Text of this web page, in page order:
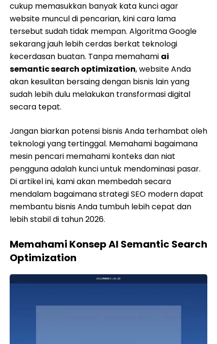
cukup memasukkan banyak kata kunci agar
website muncul di pencarian, kini cara lama
tersebut sudah tidak mempan. Algoritma Google
sekarang jauh lebih cerdas berkat teknologi
kecerdasan buatan. Tanpa memahami ai
semantic search optimization, website Anda
akan kesulitan bersaing dengan bisnis lain yang
sudah lebih dulu melakukan transformasi digital
secara tepat.
Jangan biarkan potensi bisnis Anda terhambat oleh
teknologi yang tertinggal. Memahami bagaimana
mesin pencari memahami konteks dan niat
pengguna adalah kunci untuk mendominasi pasar.
Di artikel ini, kami akan membedah secara
mendalam bagaimana strategi SEO modern dapat
membantu bisnis Anda tumbuh lebih cepat dan
lebih stabil di tahun 2026.
Memahami Konsep AI Semantic Search
Optimization